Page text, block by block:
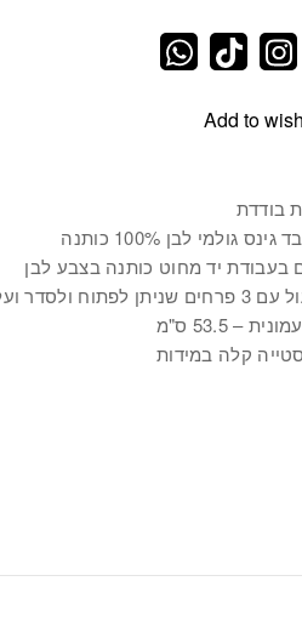
Add to
בודדת
גולמי לבן 100% כותנה
בעבודת יד מחוט כותנה בצבע לבן
ולסדר ועלה מתכוונן
– 53.5 ס"מ
קלה במידות